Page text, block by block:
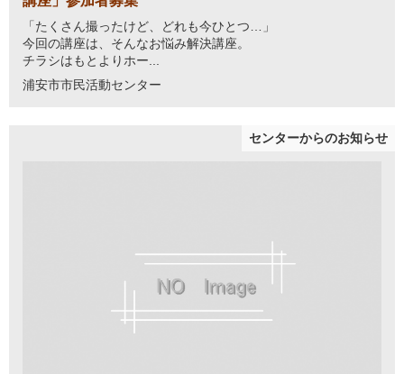
「たくさん撮ったけど、どれも今ひとつ…」
今回の講座は、そんなお悩み解決講座。
チラシはもとよりホー...
浦安市市民活動センター
センターからのお知らせ